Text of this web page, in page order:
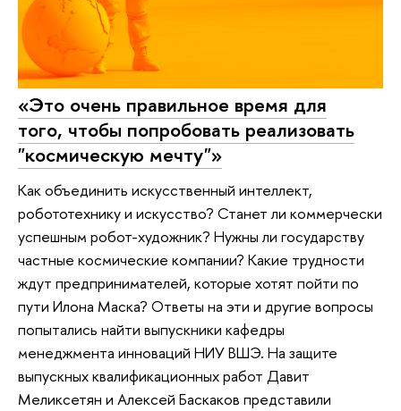
«Это очень правильное время для
того, чтобы попробовать реализовать
"космическую мечту"»
Как объединить искусственный интеллект,
робототехнику и искусство? Станет ли коммерчески
успешным робот-художник? Нужны ли государству
частные космические компании? Какие трудности
ждут предпринимателей, которые хотят пойти по
пути Илона Маска? Ответы на эти и другие вопросы
попытались найти выпускники кафедры
менеджмента инноваций НИУ ВШЭ. На защите
выпускных квалификационных работ Давит
Меликсетян и Алексей Баскаков представили